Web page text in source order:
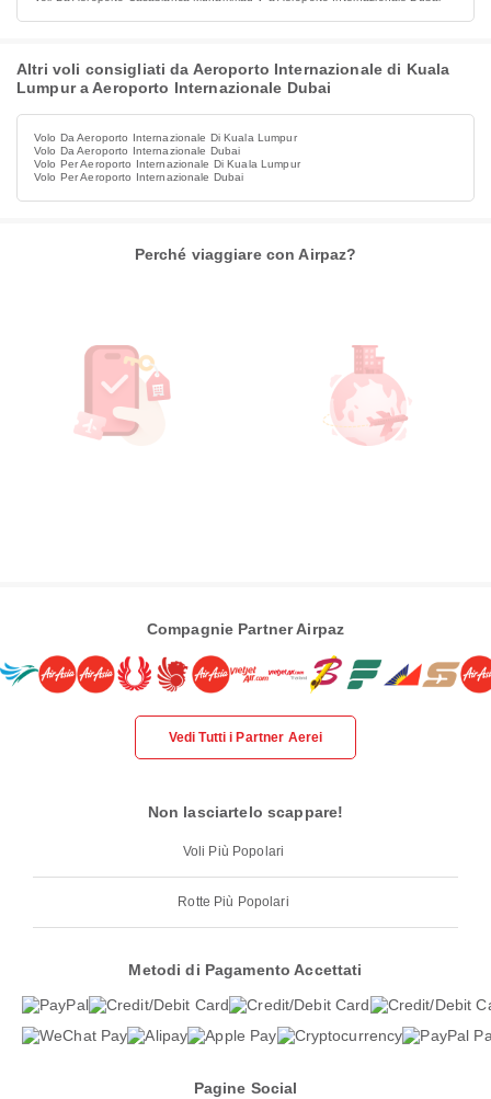
Altri voli consigliati da Aeroporto Internazionale di Kuala
Lumpur a Aeroporto Internazionale Dubai
Volo Da Aeroporto Internazionale Di Kuala Lumpur
Volo Da Aeroporto Internazionale Dubai
Volo Per Aeroporto Internazionale Di Kuala Lumpur
Volo Per Aeroporto Internazionale Dubai
Perché viaggiare con Airpaz?
Compagnie Partner Airpaz
Vedi Tutti i Partner Aerei
Non lasciartelo scappare!
Voli Più Popolari
Rotte Più Popolari
Metodi di Pagamento Accettati
Pagine Social